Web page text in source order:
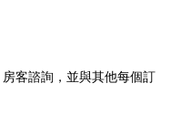
房客諮詢，並與其他每個訂